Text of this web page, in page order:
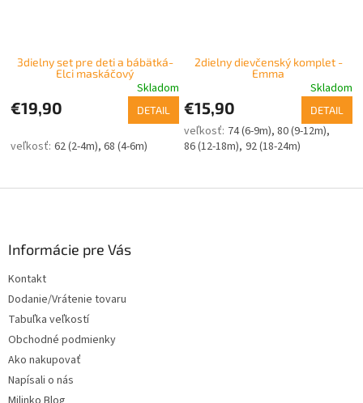
3dielny set pre deti a bábätká-
Elci maskáčový
Skladom
€19,90 DETAIL
62 (2-4m) 68 (4-6m)
2dielny dievčenský komplet -
Emma
Skladom
€15,90 DETAIL
74 (6-9m) 80 (9-12m)
86 (12-18m) 92 (18-24m)
Informácie pre Vás
Kontakt
Dodanie/Vrátenie tovaru
Tabuľka veľkostí
Obchodné podmienky
Ako nakupovať
Napísali o nás